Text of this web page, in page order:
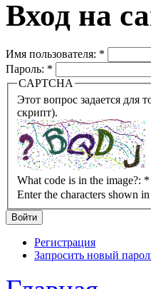
Вход на
Имя пользователя: *
Пароль: *
CAPTCHA
Этот вопрос задается для того, чтобы выяснить,
скрипт).
What code is in the image?: *
Enter the characters shown
Регистрация
Запросить новый